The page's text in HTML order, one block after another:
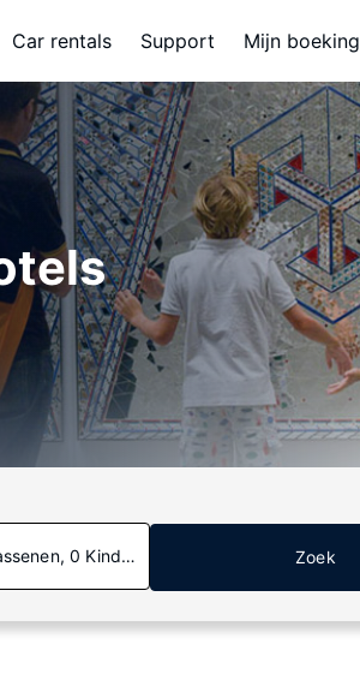
Car rentals Support Mijn boeking
0 Kinderen Zoek